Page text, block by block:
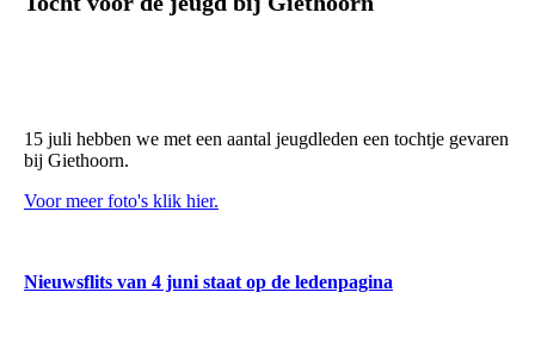
15 juli hebben we met een aantal jeugdleden een tochtje gevaren
bij Giethoorn.
Voor meer foto's klik hier.
Nieuwsflits van 4 juni staat op de ledenpagina